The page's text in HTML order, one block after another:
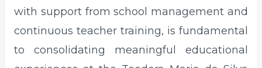
with support from school management and
continuous teacher training, is fundamental
to consolidating meaningful educational